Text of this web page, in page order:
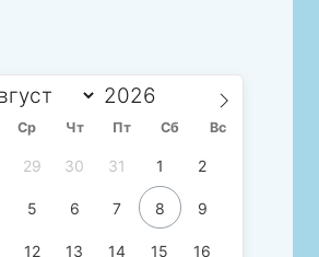
Ср Чт Пт Сб Вс
29 30 31 1 2
5 6 7 8 9
12 13 14 15 16